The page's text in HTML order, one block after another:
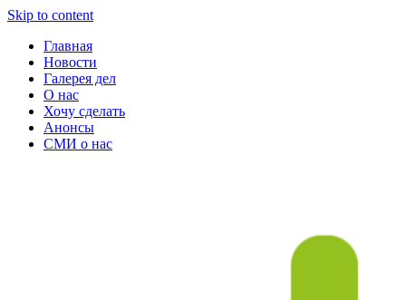
Skip to content
Главная
Новости
Галерея дел
О нас
Хочу сделать
Анонсы
СМИ о нас